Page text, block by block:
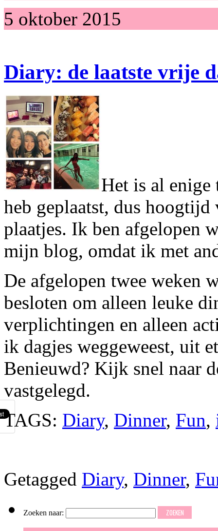
5 oktober 2015
Diary: de laatste vrije
Het is al
heb geplaatst, dus
plaatjes. Ik ben afgelopen
mijn blog, omdat ik met
De afgelopen twee weken
besloten om alleen leuke
verplichtingen en alleen
ik dagjes weggeweest, uit
Benieuwd? Kijk snel naar
vastgelegd.
TAGS: Diary, Dinner, Fun,
Getagged Diary, Dinner,
Zoeken naar: